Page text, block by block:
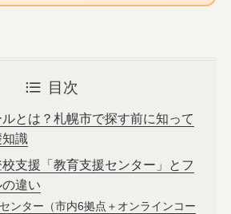
目次
とは？札幌市で探す前に知って
識
支援「教育支援センター」とフ
違い
ンター（市内6拠点＋オンラインコー